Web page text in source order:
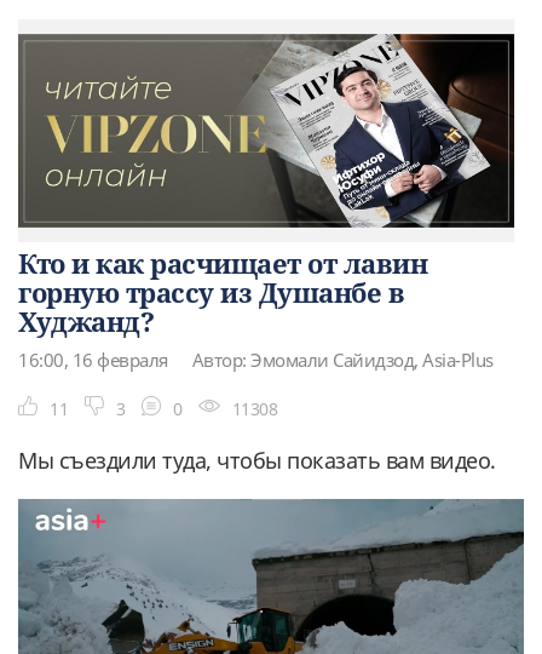
Кто и как расчищает от лавин
горную трассу из Душанбе в
Худжанд?
16:00, 16 февраля Автор: Эмомали Сайидзод, Asia-Plus
11 3 0 11308
Мы съездили туда, чтобы показать вам видео.